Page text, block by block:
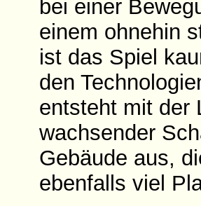
bei einer
einem ohnehin
ist das Spiel
den
entsteht mit der
wachsender
Gebäude aus,
ebenfalls viel